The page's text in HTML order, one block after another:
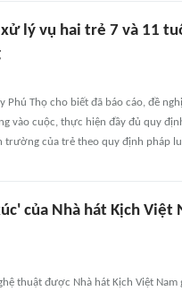
xử lý vụ hai trẻ 7 và 11
Phú Thọ cho biết đã báo cáo, đề
vào cuộc, thực hiện đầy đủ quy
trường của trẻ theo quy định pháp
của Nhà hát Kịch
thuật được Nhà hát Kịch Việt